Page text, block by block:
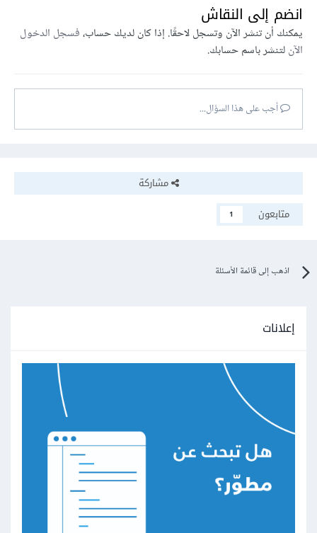
انضم إلى النقاش
يمكنك أن تنشر الآن وتسجل لاحقًا. إذا كان لديك حساب،فسجل الدخول
الآنلتنشر باسم حسابك.
أجب على هذا السؤال...
مشاركة
متابعون
1
اذهب إلى قائمة الأسئلة
إعلانات